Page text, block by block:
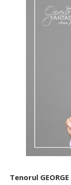
Tenorul